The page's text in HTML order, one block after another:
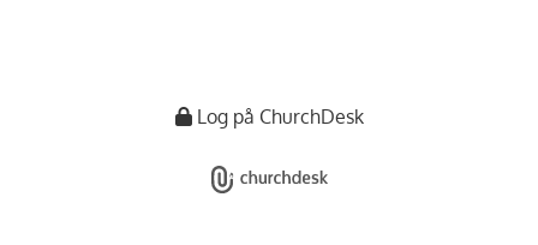
Log på ChurchDesk